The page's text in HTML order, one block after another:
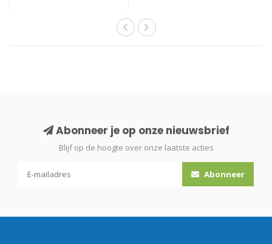
Abonneer je op onze nieuwsbrief
Blijf op de hoogte over onze laatste acties
Abonneer